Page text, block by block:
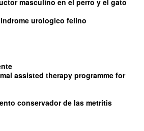
masculino en el perro y el gato
urologico felino
assisted therapy programme for
conservador de las metritis